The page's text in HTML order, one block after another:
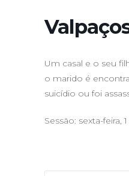
Um casal e o seu
o marido é
suicídio ou foi
Sessão: sexta-feira,